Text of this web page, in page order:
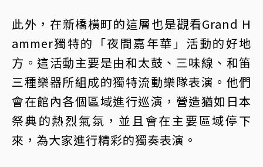
此外，在新橋橫町的這層也是觀看Grand H
ammer獨特的「夜間嘉年華」活動的好地
方。這活動主要是由和太鼓、三味線、和笛
三種樂器所組成的獨特流動樂隊表演。他們
會在館內各個區域進行巡演，營造猶如日本
祭典的熱烈氣氛，並且會在主要區域停下
來，為大家進行精彩的獨奏表演。